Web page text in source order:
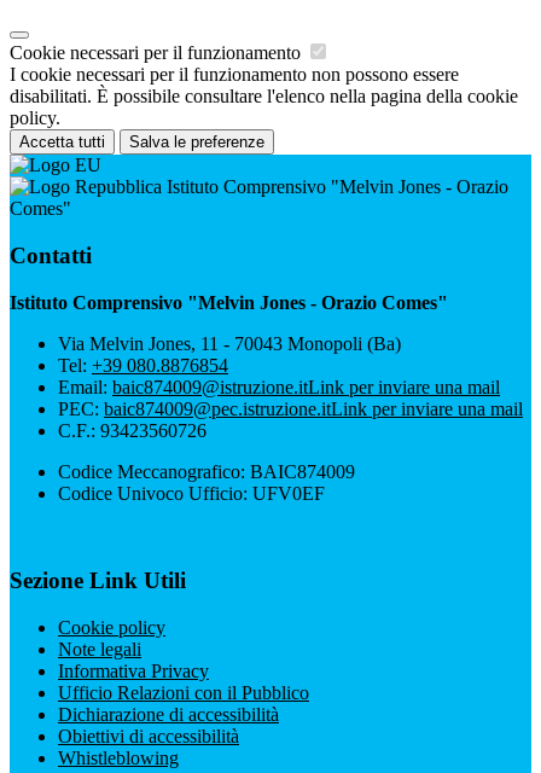
Cookie necessari per il funzionamento
I cookie necessari per il funzionamento non possono essere
disabilitati. È possibile consultare l'elenco nella pagina della cookie
policy.
Accetta tutti Salva le preferenze
Istituto Comprensivo "Melvin Jones - Orazio
Comes"
Contatti
Istituto Comprensivo "Melvin Jones - Orazio Comes"
Via Melvin Jones, 11 - 70043 Monopoli (Ba)
Tel: +39 080.8876854
Email: baic874009@istruzione.itLink per inviare una mail
PEC: baic874009@pec.istruzione.itLink per inviare una mail
C.F.: 93423560726
Codice Meccanografico: BAIC874009
Codice Univoco Ufficio: UFV0EF
Sezione Link Utili
Cookie policy
Note legali
Informativa Privacy
Ufficio Relazioni con il Pubblico
Dichiarazione di accessibilità
Obiettivi di accessibilità
Whistleblowing